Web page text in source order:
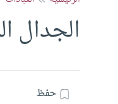
الجدال
حفظ